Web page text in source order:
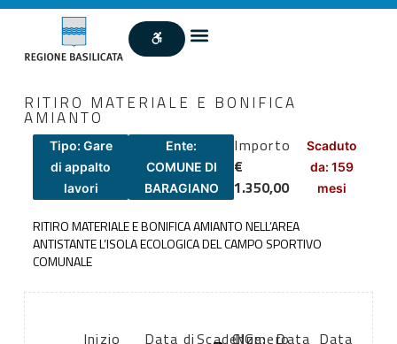
RITIRO MATERIALE E BONIFICA
AMIANTO
Tipo: Gare
di appalto
lavori
Ente:
COMUNE DI
BARAGIANO
Importo
€
1.350,00
Scaduto
da: 159
mesi
RITIRO MATERIALE E BONIFICA AMIANTO NELL’AREA
ANTISTANTE L’ISOLA ECOLOGICA DEL CAMPO SPORTIVO
COMUNALE
Inizio
Data diScadenza:
Numero
CIG:
Data Data